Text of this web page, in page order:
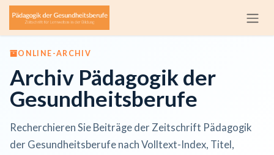
Zum Inhalt springen
ONLINE-ARCHIV
Archiv Pädagogik der
Gesundheitsberufe
Recherchieren Sie Beiträge der Zeitschrift Pädagogik
der Gesundheitsberufe nach Volltext-Index, Titel,